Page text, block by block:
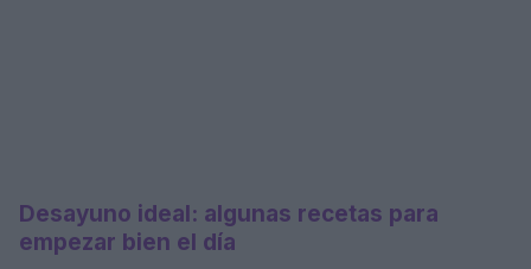
Desayuno ideal: algunas recetas para
empezar bien el día